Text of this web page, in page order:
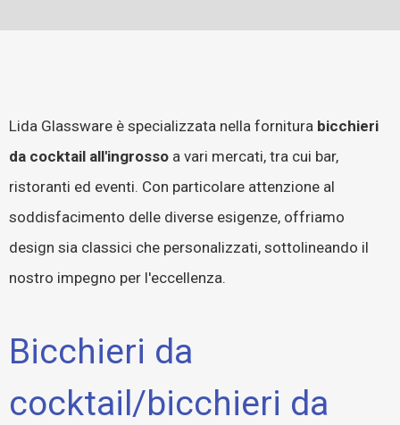
Lida Glassware è specializzata nella fornitura bicchieri
da cocktail all'ingrosso a vari mercati, tra cui bar,
ristoranti ed eventi. Con particolare attenzione al
soddisfacimento delle diverse esigenze, offriamo
design sia classici che personalizzati, sottolineando il
nostro impegno per l'eccellenza.
Bicchieri da
cocktail/bicchieri da